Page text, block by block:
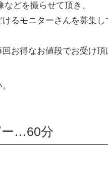
どを撮らせて頂き、
るモニターさんを募集し
お得なお値段でお受け頂
ー…60分